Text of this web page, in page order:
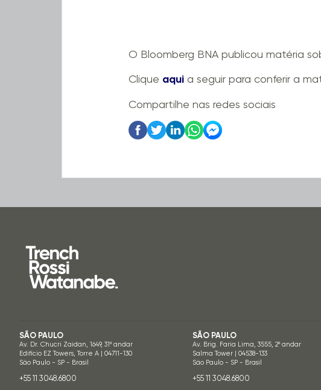
O Bloomberg BNA publicou matéria
Clique aquia seguir para conferir a
Compartilhe nas redes sociais
SÃO PAULO
Av. Dr. Chucri Zaidan, 1649, 31º andar
Edifício EZ Towers, Torre A | 04711-130
São Paulo - SP - Brasil
+55 11 3048.6800
SÃO PAULO
Av. Brig. Faria Lima, 3555, 2º andar
Salma Tower | 04538-133
São Paulo - SP - Brasil
+55 11 3048.6800